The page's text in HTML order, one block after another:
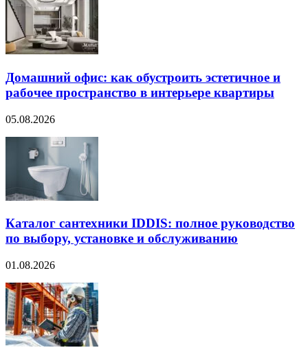
Домашний офис: как обустроить эстетичное и
рабочее пространство в интерьере квартиры
05.08.2026
Каталог сантехники IDDIS: полное руководство
по выбору, установке и обслуживанию
01.08.2026